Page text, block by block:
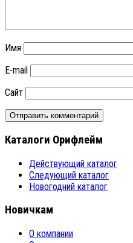
Имя
E-mail
Сайт
Каталоги Орифлейм
Действующий каталог
Следующий каталог
Новогодний каталог
Новичкам
О компании